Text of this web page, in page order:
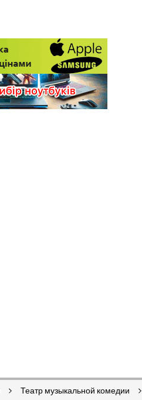
Театр музыкальной комедии